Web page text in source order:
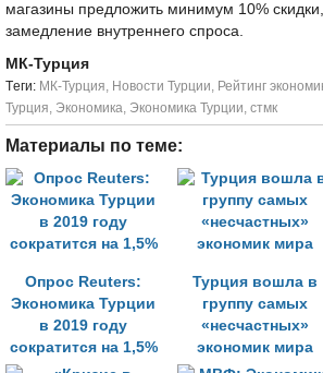
магазины предложить минимум 10%
замедление внутреннего спроса.
МК-Турция
Tеги: МК-Турция, Новости Турции, Рейтинг
Турция, Экономика, Экономика Турции, стмк
Материалы по теме:
Опрос Reuters:
Экономика Турции
в 2019 году
сократится на 1,5%
Турция вошла в
группу самых
«несчастных»
экономик мира